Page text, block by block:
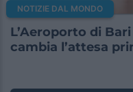
NOTIZIE DAL MONDO
L’Aeroporto di
cambia l’attesa